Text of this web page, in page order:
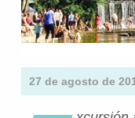
27 de agosto de